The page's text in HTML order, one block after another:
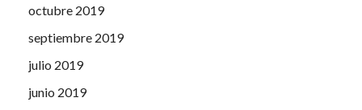
octubre 2019
septiembre 2019
julio 2019
junio 2019